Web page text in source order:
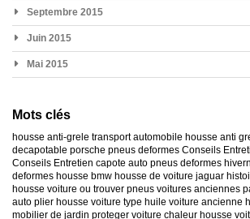
Septembre 2015
Juin 2015
Mai 2015
Mots clés
housse anti-grele transport automobile housse anti
decapotable porsche pneus deformes Conseils
Conseils Entretien capote auto pneus deformes
deformes housse bmw housse de voiture jaguar
housse voiture ou trouver pneus voitures anciennes
auto plier housse voiture type huile voiture ancienne
mobilier de jardin proteger voiture chaleur housse